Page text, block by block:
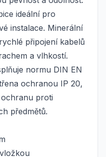
ideální pro
instalace. Minerální
připojení kabelů
a vlhkostí.
normu DIN EN
ochranou IP 20,
proti
předmětů.